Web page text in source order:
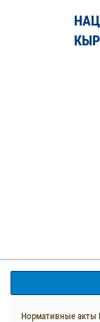
Нормативные акты